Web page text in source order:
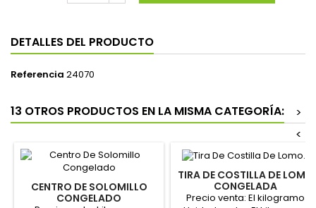
DETALLES DEL PRODUCTO
Referencia 24070
13 OTROS PRODUCTOS EN LA MISMA CATEGORÍA:
>
<
CENTRO DE SOLOMILLO
CONGELADO
TIRA DE COSTILLA DE LOMO
CONGELADA
Precio venta: El kilogramo